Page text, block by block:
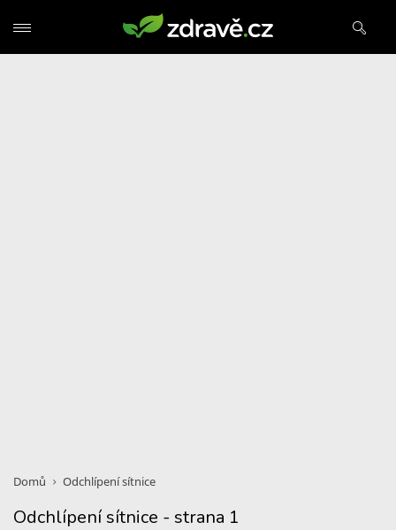
Domů Odchlípení sítnice
Odchlípení sítnice - strana 1